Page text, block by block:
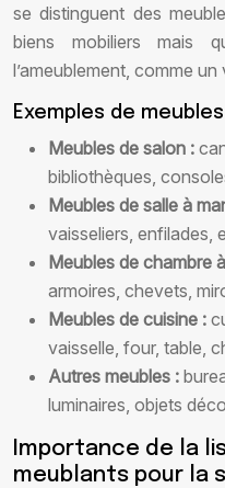
se distinguent des
biens mobiliers mais
l’ameublement, comme
Exemples de
Meubles de salon :
bibliothèques,
Meubles de salle à
vaisseliers, enfilades,
Meubles de chambre
armoires, chevets,
Meubles de cuisine :
vaisselle, four, table,
Autres meubles :
luminaires, objets
Importance de la
meublants pour la